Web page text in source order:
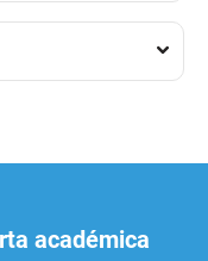
académica